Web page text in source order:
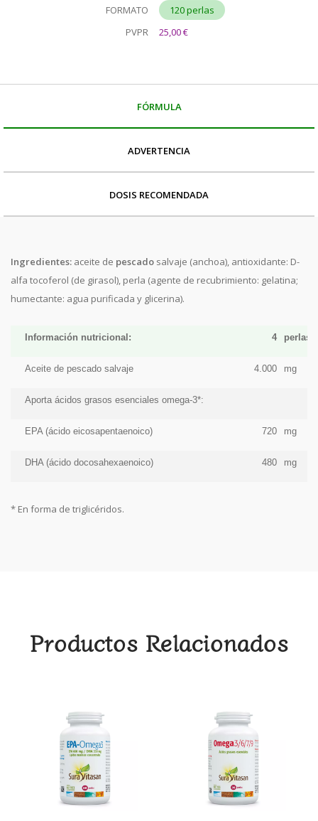
FORMATO
120 perlas
PVPR
25,00 €
FÓRMULA
ADVERTENCIA
DOSIS RECOMENDADA
Ingredientes: aceite de pescado salvaje (anchoa), antioxidante: D-
alfa tocoferol (de girasol), perla (agente de recubrimiento: gelatina;
humectante: agua purificada y glicerina).
Información nutricional: 4 perlas
Aceite de pescado salvaje 4.000 mg
Aporta ácidos grasos esenciales omega-3*:
EPA (ácido eicosapentaenoico) 720 mg
DHA (ácido docosahexaenoico) 480 mg
* En forma de triglicéridos.
Productos Relacionados